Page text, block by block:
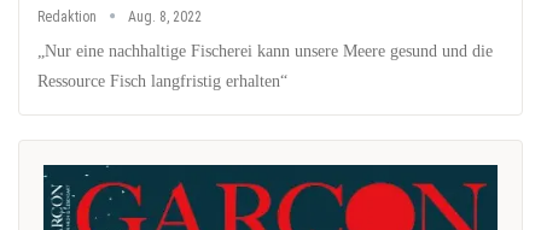
Redaktion Aug. 8, 2022
„Nur eine nachhaltige Fischerei kann unsere Meere gesund und die
Ressource Fisch langfristig erhalten“